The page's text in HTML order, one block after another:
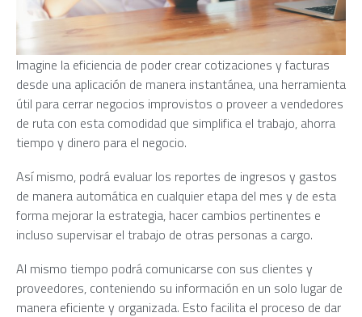
Imagine la eficiencia de poder crear cotizaciones y facturas
desde una aplicación de manera instantánea, una herramienta
útil para cerrar negocios improvistos o proveer a vendedores
de ruta con esta comodidad que simplifica el trabajo, ahorra
tiempo y dinero para el negocio.
Así mismo, podrá evaluar los reportes de ingresos y gastos
de manera automática en cualquier etapa del mes y de esta
forma mejorar la estrategia, hacer cambios pertinentes e
incluso supervisar el trabajo de otras personas a cargo.
Al mismo tiempo podrá comunicarse con sus clientes y
proveedores, conteniendo su información en un solo lugar de
manera eficiente y organizada. Esto facilita el proceso de dar